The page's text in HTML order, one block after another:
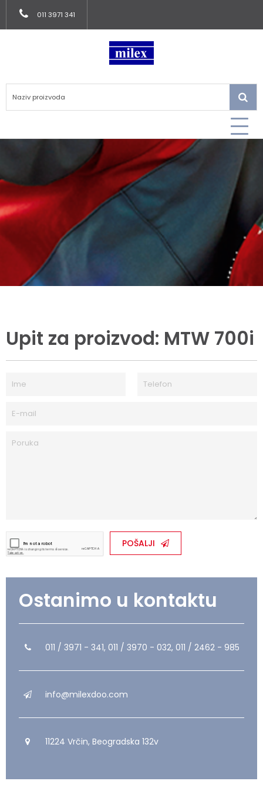
011 3971 341
Upit za proizvod: MTW 700i
POŠALJI
Ostanimo u kontaktu
011 / 3971 - 341, 011 / 3970 - 032, 011 / 2462 - 985
info@milexdoo.com
11224 Vrčin, Beogradska 132v